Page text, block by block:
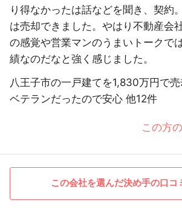
り得なかったは話などを聞き、契約
は売却できました。やはり不動産会
の感覚や営業マンのうまいトークで
績なのだなと強く感じました。
八王子市の一戸建てを1,830万円で
ベテランだったので安心 他12件
この方
この会社を選んだ決め手の口